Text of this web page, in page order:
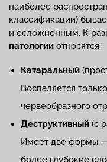
наиболее
классификации)
и осложненным. К
патологии относятся:
Катаральный
Воспаляется
червеобразного
Деструктивный (с
Имеет две формы
более глубокие